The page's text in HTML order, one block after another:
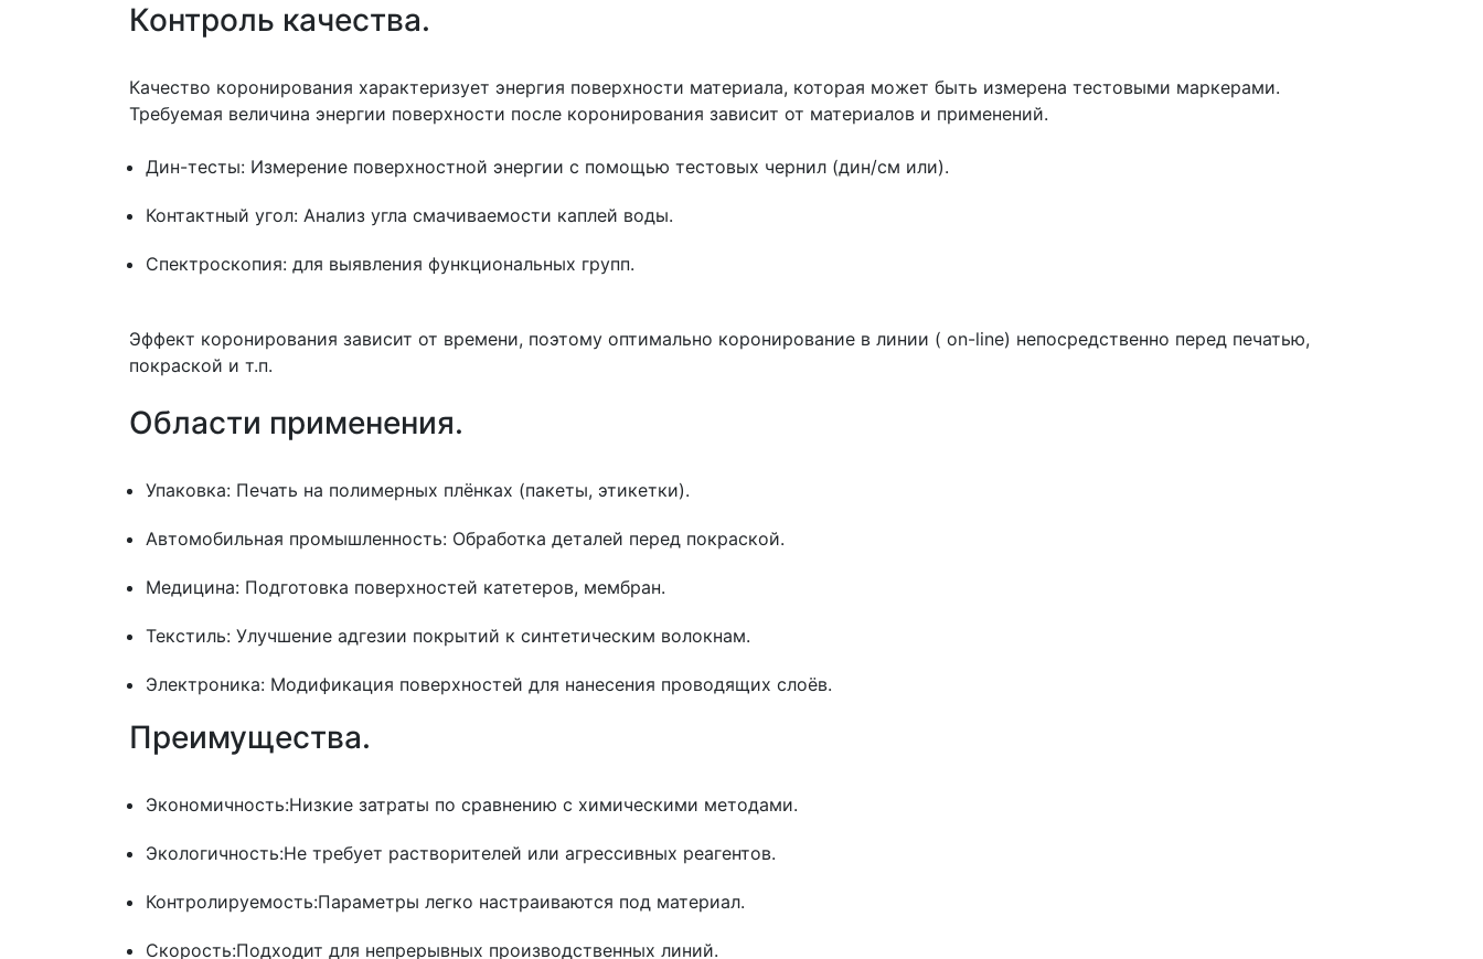
Контроль качества.
Качество коронирования характеризует энергия поверхности материала, которая может быть измерена тестовыми маркерами.
Требуемая величина энергии поверхности после коронирования зависит от материалов и применений.
Дин-тесты: Измерение поверхностной энергии с помощью тестовых чернил (дин/см или).
Контактный угол: Анализ угла смачиваемости каплей воды.
Спектроскопия: для выявления функциональных групп.
Эффект коронирования зависит от времени, поэтому оптимально коронирование в линии ( on-line) непосредственно перед печатью,
покраской и т.п.
Области применения.
Упаковка: Печать на полимерных плёнках (пакеты, этикетки).
Автомобильная промышленность: Обработка деталей перед покраской.
Медицина: Подготовка поверхностей катетеров, мембран.
Текстиль: Улучшение адгезии покрытий к синтетическим волокнам.
Электроника: Модификация поверхностей для нанесения проводящих слоёв.
Преимущества.
Экономичность:Низкие затраты по сравнению с химическими методами.
Экологичность:Не требует растворителей или агрессивных реагентов.
Контролируемость:Параметры легко настраиваются под материал.
Скорость:Подходит для непрерывных производственных линий.